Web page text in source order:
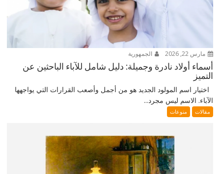
مارس 22, 2026 الجمهورية
أسماء أولاد نادرة وجميلة: دليل شامل للآباء الباحثين عن
التميز
اختيار اسم المولود الجديد هو من أجمل وأصعب القرارات التي يواجهها
الآباء. الاسم ليس مجرد...
مقالات منوعات